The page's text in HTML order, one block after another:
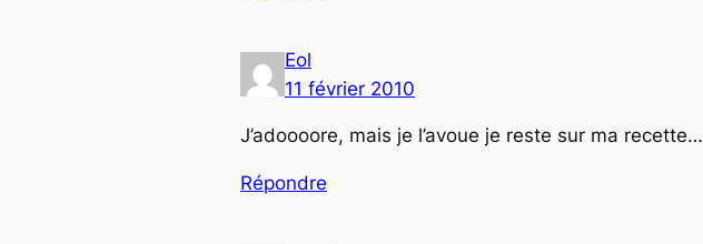
Eol
11 février 2010
J’adoooore, mais je l’avoue je reste sur ma recette…
Répondre